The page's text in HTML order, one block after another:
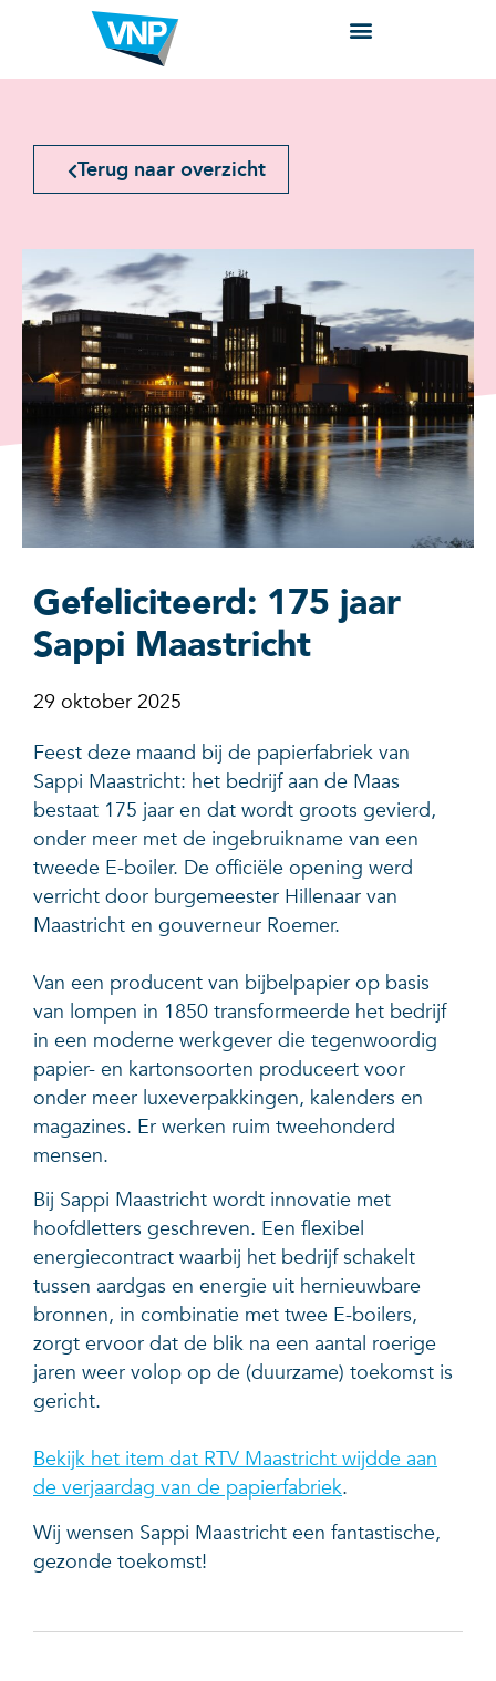
Terug naar overzicht
Gefeliciteerd: 175 jaar
Sappi Maastricht
29 oktober 2025
Feest deze maand bij de papierfabriek van
Sappi Maastricht: het bedrijf aan de Maas
bestaat 175 jaar en dat wordt groots gevierd,
onder meer met de ingebruikname van een
tweede E-boiler. De officiële opening werd
verricht door burgemeester Hillenaar van
Maastricht en gouverneur Roemer.
Van een producent van bijbelpapier op basis
van lompen in 1850 transformeerde het bedrijf
in een moderne werkgever die tegenwoordig
papier- en kartonsoorten produceert voor
onder meer luxeverpakkingen, kalenders en
magazines. Er werken ruim tweehonderd
mensen.
Bij Sappi Maastricht wordt innovatie met
hoofdletters geschreven. Een flexibel
energiecontract waarbij het bedrijf schakelt
tussen aardgas en energie uit hernieuwbare
bronnen, in combinatie met twee E-boilers,
zorgt ervoor dat de blik na een aantal roerige
jaren weer volop op de (duurzame) toekomst is
gericht.
Bekijk het item dat RTV Maastricht wijdde aan
de verjaardag van de papierfabriek.
Wij wensen Sappi Maastricht een fantastische,
gezonde toekomst!